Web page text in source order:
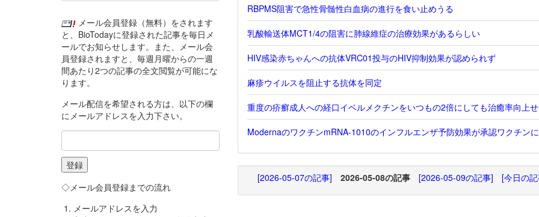
RBPMS阻害で急性骨髄性白血病の進行を食い止めうる
乳酸輸送体MCT1/4の阻害に肺線維症の治療効果があるらしい
HIV感染赤ちゃんへの抗体VRC01投与のHIV抑制効果が認められず
麻疹ウイルスを阻止する抗体を同定
重度の疥癬成人への経口イベルメクチンをいつもの2倍にしても治癒率向上
ModernaのワクチンmRNA-1010のインフルエンザ予防効果が承認ワクチン
[2026-05-07の記事] 2026-05-08の記事 [2026-05-09の記事] [今日の
メール会員登録（無料）をされます
と、BioTodayに登録された記事を毎日メ
ールでお知らせします。また、メール会
員登録されますと、毎週月曜からの一週
間あたり2つの記事の全文閲覧が可能にな
ります。
メール配信を希望される方は、以下の欄
にメールアドレスを入力下さい。
◇メール会員登録までの流れ
メールアドレスを入力